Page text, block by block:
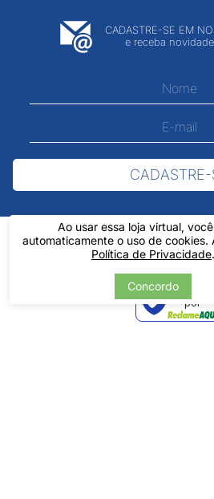
Ao usar essa loja virtual,
automaticamente o uso de cookies.
Política de Privacidade.
Concordo
CADASTRE-SE EM
e receba
CADASTRE-
Verificada
por